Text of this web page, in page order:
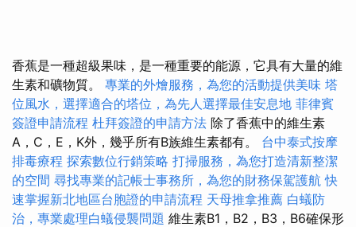
香蕉是一種超級果味，是一種重要的能源，它具有大量的維
生素和礦物質。 專業的外燴服務，為您的活動提供美味 塔
位風水，選擇適合的塔位，為先人選擇最佳安息地 菲律賓
簽證申請流程 杜拜簽證的申請方法 除了香蕉中的維生素
A，C，E，K外，幾乎所有B族維生素都有。 台中泰式按摩
排毒療程 探索數位行銷策略 打掃服務，為您打造清新整潔
的空間 尋找專業的記帳士事務所，為您的財務保駕護航 快
速掌握新北地區台胞證的申請流程 天母推拿推薦 白蟻防
治，專業處理白蟻侵襲問題 維生素B1，B2，B3，B6確保形